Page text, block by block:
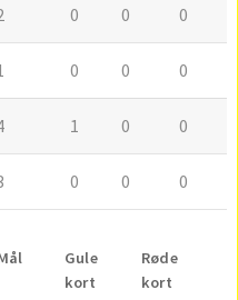
0 0 0
0 0 0
1 0 0
0 0 0
Gule
kort
Røde
kort